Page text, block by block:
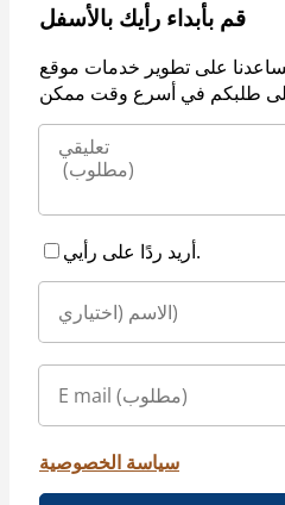
قم بأبداء رأيك بالأسفل
على تطوير خدمات موقع
أريد ردًا على رأيي.
سياسة الخصوصية